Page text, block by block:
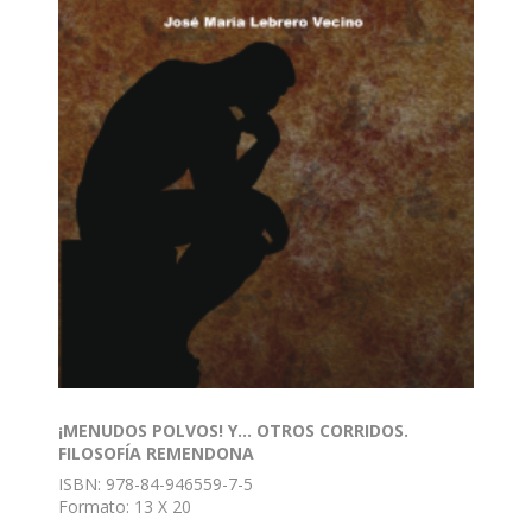
pabellón San José, sometidos entonces al yugo de los
Terciarios Capuchinos; las niñas pocas veces se
retiraban a la cama a descansar, sino a imaginar lo
que les depararía el día siguiente cuando las monjas
se ajustaran la toca y comenzaran a repartir
estampas, rosarios, oraciones y mandobles porque
sí, porque tenían razón o porque no la tenían. Cuando
amanecía, una nube negra invadía todo el complejo
de la Ciudad Residencial Infantil San Cayetano. ¡Ave
María Purísima
¡MENUDOS POLVOS! Y... OTROS CORRIDOS.
FILOSOFÍA REMENDONA
ISBN: 978-84-946559-7-5
Formato: 13 X 20